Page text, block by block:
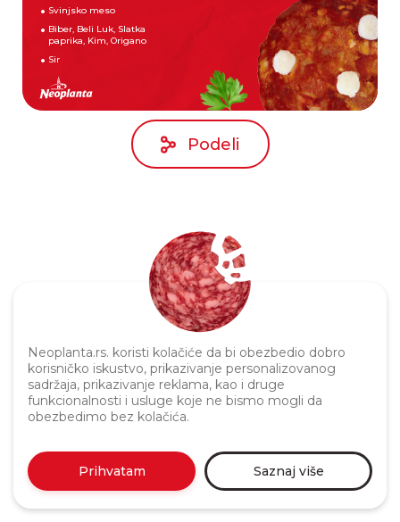
Neoplanta.rs. koristi kolačiće da bi obezbedio dobro
korisničko iskustvo, prikazivanje personalizovanog
sadržaja, prikazivanje reklama, kao i druge
funkcionalnosti i usluge koje ne bismo mogli da
obezbedimo bez kolačića.
Prihvatam Saznaj više
Svinjsko meso
Biber, Beli Luk, Slatka
paprika, Kim, Origano
Sir
Podeli
Politika privatnosti